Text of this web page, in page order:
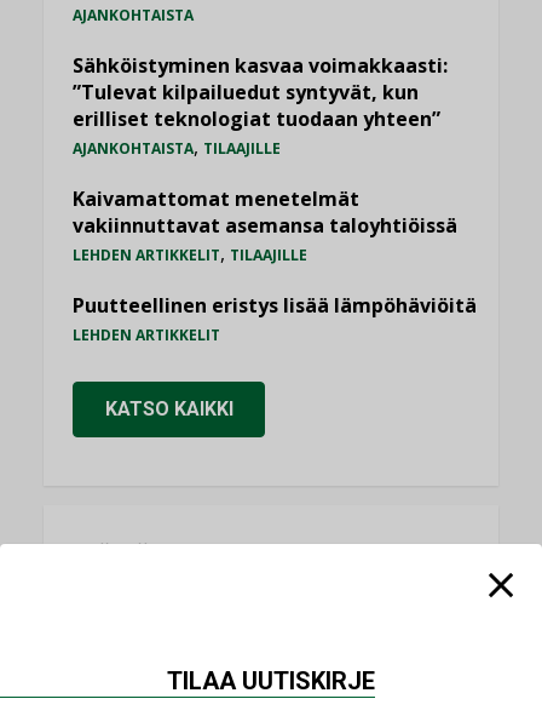
AJANKOHTAISTA
Sähköistyminen kasvaa voimakkaasti:
”Tulevat kilpailuedut syntyvät, kun
erilliset teknologiat tuodaan yhteen”
AJANKOHTAISTA, TILAAJILLE
Kaivamattomat menetelmät
vakiinnuttavat asemansa taloyhtiöissä
LEHDEN ARTIKKELIT, TILAAJILLE
Puutteellinen eristys lisää lämpöhäviöitä
LEHDEN ARTIKKELIT
KATSO KAIKKI
TILAA UUTISKIRJE